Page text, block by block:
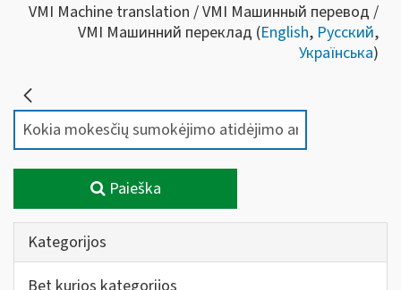
VMI Machine translation / VMI Машинный перевод /
VMI Машинний переклад (English, Русский,
Українська)
Paieška
Kategorijos